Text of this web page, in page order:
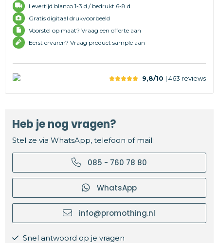
Levertijd blanco 1-3 d / bedrukt 6-8 d
Gratis digitaal drukvoorbeeld
Voorstel op maat? Vraag een offerte aan
Eerst ervaren? Vraag product sample aan
9,8/10 | 463 reviews
Heb je nog vragen?
Stel ze via WhatsApp, telefoon of mail:
085 - 760 78 80
WhatsApp
info@promothing.nl
Snel antwoord op je vragen